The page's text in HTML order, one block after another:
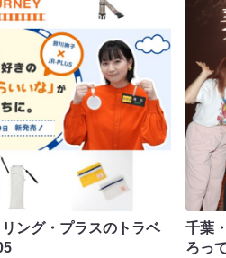
ング・プラスのトラベ
千葉
ろっ